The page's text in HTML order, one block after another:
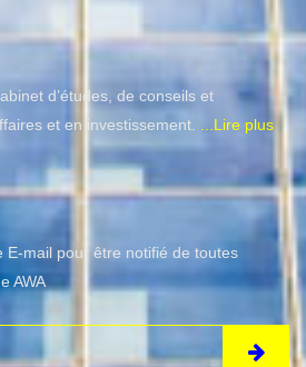
d’études, de conseils et
et en investissement.
...Lire plus
E-mail pour être notifié de toutes
AWA